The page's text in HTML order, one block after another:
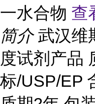
一水合物 查
简介 武汉维
度试剂产品
标/USP/EP